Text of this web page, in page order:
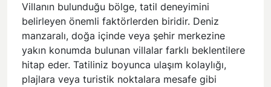
Villanın bulunduğu bölge, tatil deneyimini
belirleyen önemli faktörlerden biridir. Deniz
manzaralı, doğa içinde veya şehir merkezine
yakın konumda bulunan villalar farklı beklentilere
hitap eder. Tatiliniz boyunca ulaşım kolaylığı,
plajlara veya turistik noktalara mesafe gibi